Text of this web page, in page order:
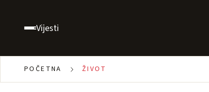
Vijesti
POČETNA ŽIVOT